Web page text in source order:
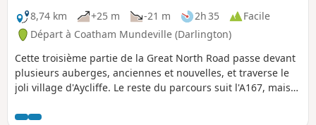
8,74 km
+25 m -21 m 2h 35
Facile
Départ à Coatham Mundeville (Darlington)
Cette troisième partie de la Great North Road passe devant
plusieurs auberges, anciennes et nouvelles, et traverse le
joli village d'Aycliffe. Le reste du parcours suit l'A167, mais
et est donc ombragé en été.